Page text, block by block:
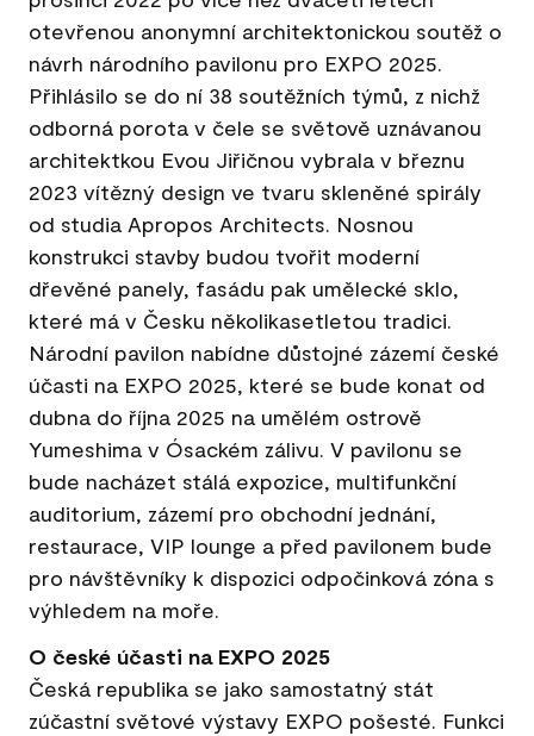
otevřenou anonymní architektonickou soutěž o
návrh národního pavilonu pro EXPO 2025.
Přihlásilo se do ní 38 soutěžních týmů, z nichž
odborná porota v čele se světově uznávanou
architektkou Evou Jiřičnou vybrala v březnu
2023 vítězný design ve tvaru skleněné spirály
od studia Apropos Architects. Nosnou
konstrukci stavby budou tvořit moderní
dřevěné panely, fasádu pak umělecké sklo,
které má v Česku několikasetletou tradici.
Národní pavilon nabídne důstojné zázemí české
účasti na EXPO 2025, které se bude konat od
dubna do října 2025 na umělém ostrově
Yumeshima v Ósackém zálivu. V pavilonu se
bude nacházet stálá expozice, multifunkční
auditorium, zázemí pro obchodní jednání,
restaurace, VIP lounge a před pavilonem bude
pro návštěvníky k dispozici odpočinková zóna s
výhledem na moře.
O české účasti na EXPO 2025
Česká republika se jako samostatný stát
zúčastní světové výstavy EXPO pošesté. Funkci